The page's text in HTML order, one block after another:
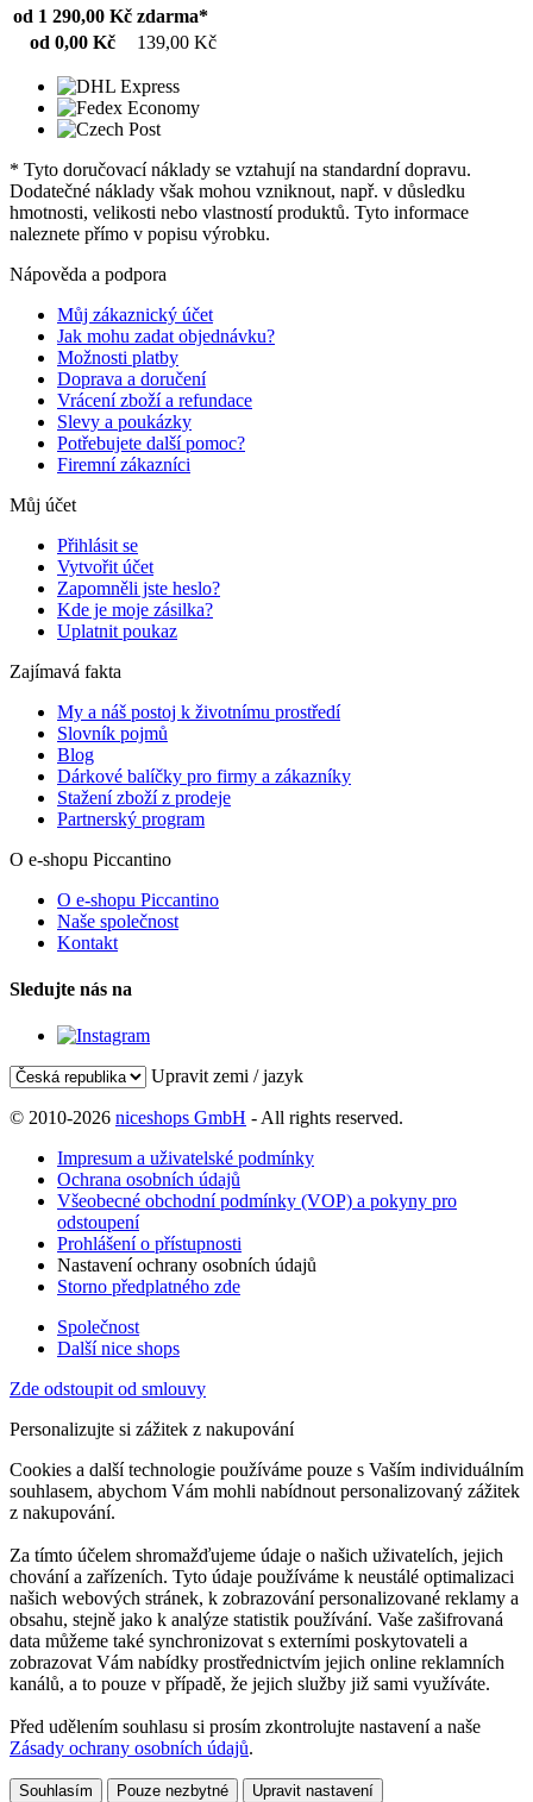
od 1 290,00 Kč zdarma*
od 0,00 Kč
139,00 Kč
* Tyto doručovací náklady se vztahují na standardní dopravu.
Dodatečné náklady však mohou vzniknout, např. v důsledku
hmotnosti, velikosti nebo vlastností produktů. Tyto informace
naleznete přímo v popisu výrobku.
Nápověda a podpora
Můj zákaznický účet
Jak mohu zadat objednávku?
Možnosti platby
Doprava a doručení
Vrácení zboží a refundace
Slevy a poukázky
Potřebujete další pomoc?
Firemní zákazníci
Můj účet
Přihlásit se
Vytvořit účet
Zapomněli jste heslo?
Kde je moje zásilka?
Uplatnit poukaz
Zajímavá fakta
My a náš postoj k životnímu prostředí
Slovník pojmů
Blog
Dárkové balíčky pro firmy a zákazníky
Stažení zboží z prodeje
Partnerský program
O e-shopu Piccantino
O e-shopu Piccantino
Naše společnost
Kontakt
Sledujte nás na
Upravit zemi / jazyk
© 2010-2026 niceshops GmbH - All rights reserved.
Impresum a uživatelské podmínky
Ochrana osobních údajů
Všeobecné obchodní podmínky (VOP) a pokyny pro
odstoupení
Prohlášení o přístupnosti
Nastavení ochrany osobních údajů
Storno předplatného zde
Společnost
Další nice shops
Zde odstoupit od smlouvy
Personalizujte si zážitek z nakupování
Cookies a další technologie používáme pouze s Vaším individuálním
souhlasem, abychom Vám mohli nabídnout personalizovaný zážitek
z nakupování.
Za tímto účelem shromažďujeme údaje o našich uživatelích, jejich
chování a zařízeních. Tyto údaje používáme k neustálé optimalizaci
našich webových stránek, k zobrazování personalizované reklamy a
obsahu, stejně jako k analýze statistik používání. Vaše zašifrovaná
data můžeme také synchronizovat s externími poskytovateli a
zobrazovat Vám nabídky prostřednictvím jejich online reklamních
kanálů, a to pouze v případě, že jejich služby již sami využíváte.
Před udělením souhlasu si prosím zkontrolujte nastavení a naše
Zásady ochrany osobních údajů.
Souhlasím Pouze nezbytné Upravit nastavení